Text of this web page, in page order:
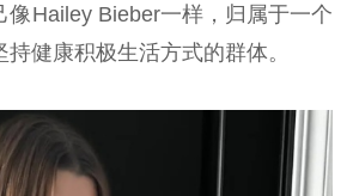
像Hailey Bieber一样，归属于一个
健康积极生活方式的群体。